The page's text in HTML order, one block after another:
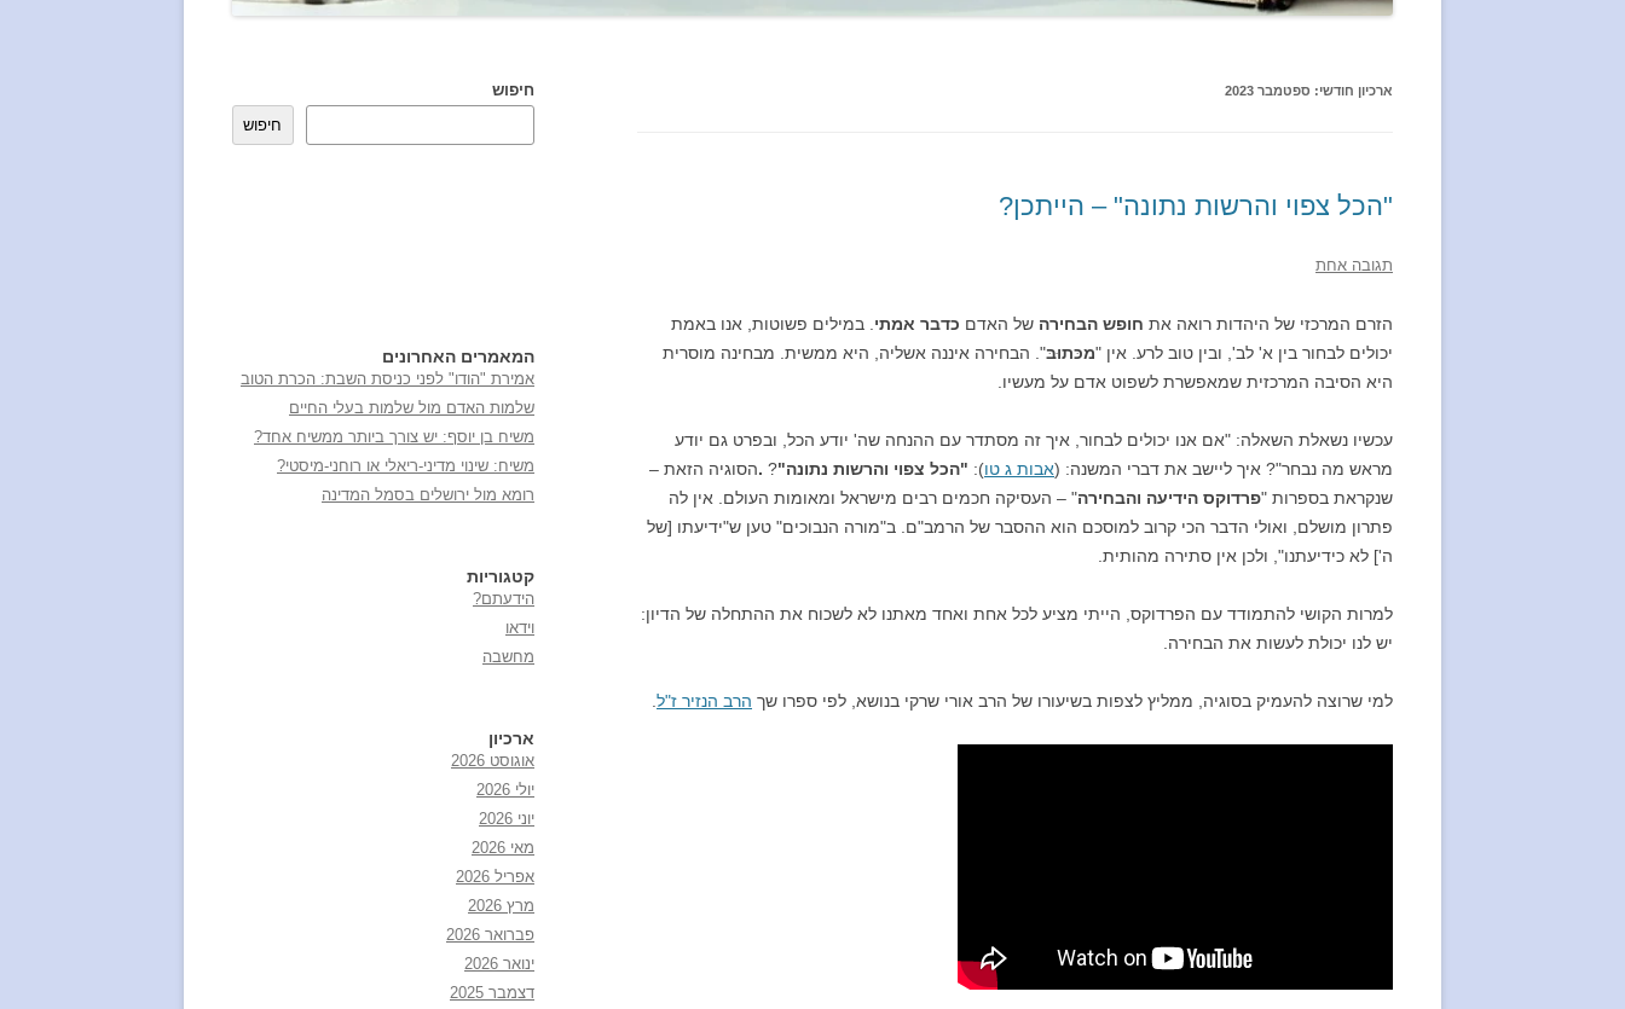
ארכיון חודשי: ספטמבר 2023
"הכל צפוי והרשות נתונה" – הייתכן?
תגובה אחת
הזרם המרכזי של היהדות רואה את חופש הבחירה של האדם כדבר אמתי. במילים פשוטות, אנו באמת
יכולים לבחור בין א' לב', ובין טוב לרע. אין "מכּתוּבּ". הבחירה איננה אשליה, היא ממשית. מבחינה מוסרית
היא הסיבה המרכזית שמאפשרת לשפוט אדם על מעשיו.
עכשיו נשאלת השאלה: "אם אנו יכולים לבחור, איך זה מסתדר עם ההנחה שה' יודע הכל, ובפרט גם יודע
מראש מה נבחר"? איך ליישב את דברי המשנה: (אבות ג טו): "הכל צפוי והרשות נתונה"?
.הסוגיה הזאת –
שנקראת בספרות "פרדוקס הידיעה והבחירה" – העסיקה חכמים רבים מישראל ומאומות העולם. אין לה
פתרון מושלם, ואולי הדבר הכי קרוב למוסכם הוא ההסבר של הרמב"ם. ב"מורה הנבוכים" טען ש"ידיעתו [של
ה'] לא כידיעתנו", ולכן אין סתירה מהותית.
למרות הקושי להתמודד עם הפרדוקס, הייתי מציע לכל אחת ואחד מאתנו לא לשכוח את ההתחלה של הדיון:
יש לנו יכולת לעשות את הבחירה.
למי שרוצה להעמיק בסוגיה, ממליץ לצפות בשיעורו של הרב אורי שרקי בנושא, לפי ספרו שך הרב הנזיר ז"ל.
חיפוש
חיפוש
המאמרים האחרונים
אמירת "הודו" לפני כניסת השבת: הכרת הטוב
שלמות האדם מול שלמות בעלי החיים
משיח בן יוסף: יש צורך ביותר ממשיח אחד?
משיח: שינוי מדיני-ריאלי או רוחני-מיסטי?
רומא מול ירושלים בסמל המדינה
קטגוריות
הידעתם?
וידאו
מחשבה
ארכיון
אוגוסט 2026
יולי 2026
יוני 2026
מאי 2026
אפריל 2026
מרץ 2026
פברואר 2026
ינואר 2026
דצמבר 2025